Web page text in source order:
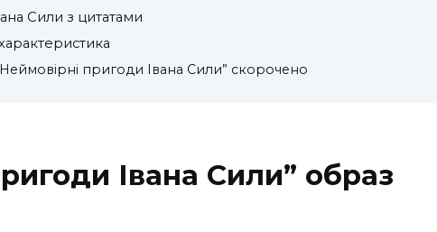
Сили з цитатами
пригоди Івана Сили” скорочено
Івана Сили” образ